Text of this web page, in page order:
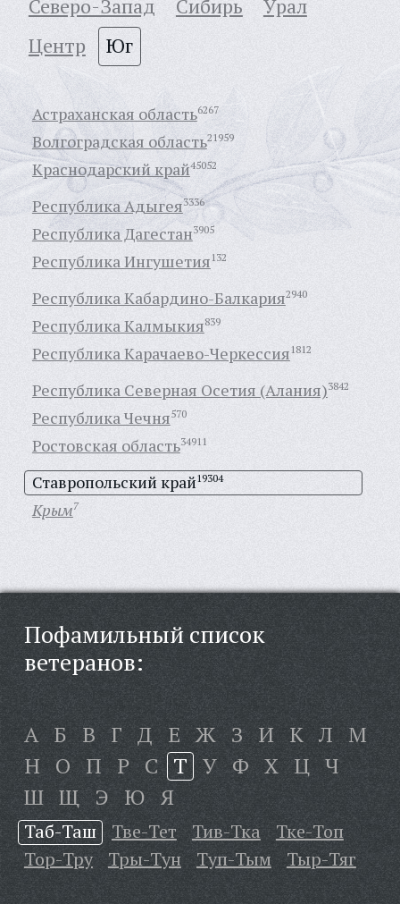
Северо-Запад
Сибирь
Урал
Центр
Юг
Астраханская область6267
Волгоградская область21959
Краснодарский край45052
Республика Адыгея3336
Республика Дагестан3905
Республика Ингушетия132
Республика Кабардино-Балкария2940
Республика Калмыкия839
Республика Карачаево-Черкессия1812
Республика Северная Осетия (Алания)3842
Республика Чечня570
Ростовская область34911
Ставропольский край19304
Крым7
Пофамильный список
ветеранов:
А Б В Г Д Е Ж З И К Л М
Н О П Р С Т У Ф Х Ц Ч
Ш Щ Э Ю Я
Таб-Таш Тве-Тет Тив-Тка
Тке-Топ
Тор-Тру
Тры-Тун Туп-Тым Тыр-Тяг